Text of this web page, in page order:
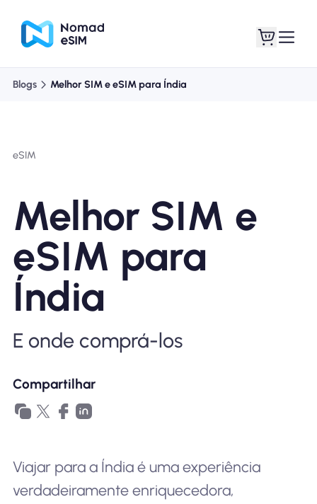
Sobre o eSIM
Por que Nomad eSIM
Usando um eSIM
Blogs Melhor SIM e eSIM para Índia
eSIM
Melhor SIM e
eSIM para
Índia
E onde comprá-los
Compartilhar
Viajar para a Índia é uma experiência
verdadeiramente enriquecedora,